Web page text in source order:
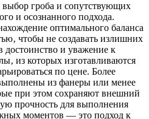
гроба и сопутствующих
и осознанного подхода.
оптимального баланса
чтобы не создавать излишних
достоинство и уважение к
из которых изготавливаются
по цене. Более
из фанеры или менее
при этом сохраняют внешний
прочность для выполнения
моментов — это подход к